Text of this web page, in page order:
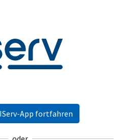
App fortfahren